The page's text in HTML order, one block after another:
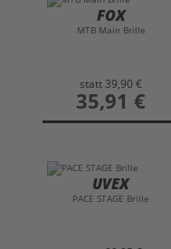
FOX
MTB Main Brille
statt 39,90 €
preis
35,91 €
UVEX
PACE STAGE Brille